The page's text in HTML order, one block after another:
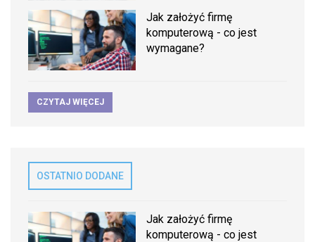
Jak założyć firmę
komputerową - co jest
wymagane?
CZYTAJ WIĘCEJ
OSTATNIO DODANE
Jak założyć firmę
komputerową - co jest